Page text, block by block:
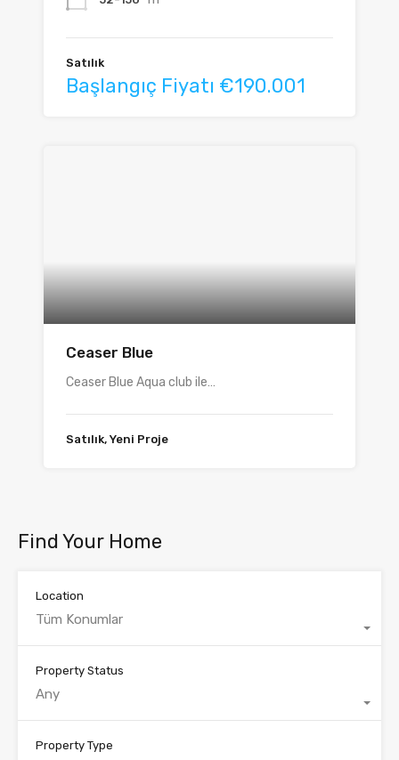
Satılık
Başlangıç Fiyatı €190.001
Ceaser Blue
Ceaser Blue Aqua club ile…
Satılık, Yeni Proje
Find Your Home
Location
Tüm Konumlar
Property Status
Any
Property Type